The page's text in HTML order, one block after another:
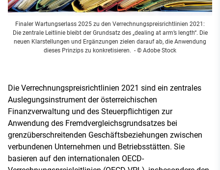
Finaler Wartungserlass 2025 zu den Verrechnungspreisrichtlinien 2021:
Die zentrale Leitlinie bleibt der Grundsatz des „dealing at arm’s length“. Die
neuen Klarstellungen und Ergänzungen zielen darauf ab, die Anwendung
dieses Prinzips zu konkretisieren. - © Adobe Stock
Die Verrechnungspreisrichtlinien 2021 sind ein zentrales
Auslegungsinstrument der österreichischen
Finanzverwaltung und des Steuerpflichtigen zur
Anwendung des Fremdvergleichsgrundsatzes bei
grenzüberschreitenden Geschäftsbeziehungen zwischen
verbundenen Unternehmen und Betriebsstätten. Sie
basieren auf den internationalen OECD-